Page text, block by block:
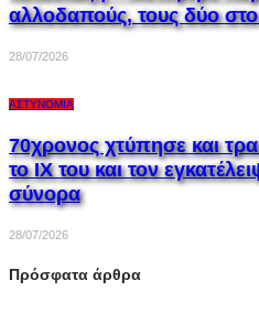
αλλοδαπούς, τους δύο
28/07/2026
ΑΣΤΥΝΟΜΊΑ
70χρονος χτύπησε και
το ΙΧ του και τον
σύνορα
28/07/2026
Πρόσφατα άρθρα